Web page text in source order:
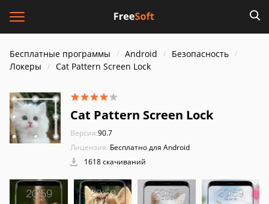
Бесплатные программы Android
Безопасность
Локеры
Cat Pattern Screen Lock
Cat Pattern Screen Lock
Версия:90.7
Лицензия: Бесплатно для Android
1618 скачиваний